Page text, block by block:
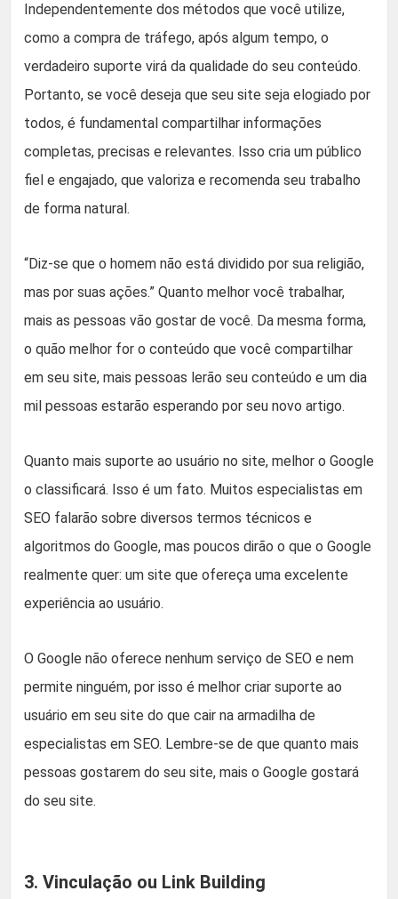
Independentemente dos métodos que você utilize,
como a compra de tráfego, após algum tempo, o
verdadeiro suporte virá da qualidade do seu conteúdo.
Portanto, se você deseja que seu site seja elogiado por
todos, é fundamental compartilhar informações
completas, precisas e relevantes. Isso cria um público
fiel e engajado, que valoriza e recomenda seu trabalho
de forma natural.
“Diz-se que o homem não está dividido por sua religião,
mas por suas ações.” Quanto melhor você trabalhar,
mais as pessoas vão gostar de você. Da mesma forma,
o quão melhor for o conteúdo que você compartilhar
em seu site, mais pessoas lerão seu conteúdo e um dia
mil pessoas estarão esperando por seu novo artigo.
Quanto mais suporte ao usuário no site, melhor o Google
o classificará. Isso é um fato. Muitos especialistas em
SEO falarão sobre diversos termos técnicos e
algoritmos do Google, mas poucos dirão o que o Google
realmente quer: um site que ofereça uma excelente
experiência ao usuário.
O Google não oferece nenhum serviço de SEO e nem
permite ninguém, por isso é melhor criar suporte ao
usuário em seu site do que cair na armadilha de
especialistas em SEO. Lembre-se de que quanto mais
pessoas gostarem do seu site, mais o Google gostará
do seu site.
3. Vinculação ou Link Building